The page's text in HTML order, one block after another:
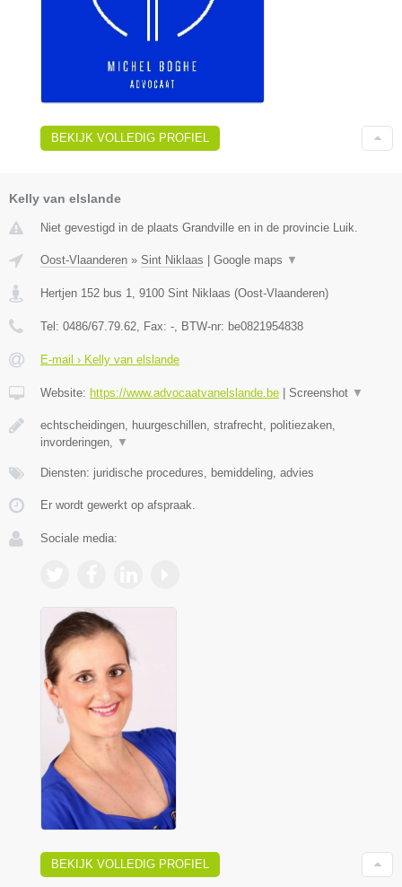
BEKIJK VOLLEDIG PROFIEL
Kelly van elslande
Niet gevestigd in de plaats Grandville en in de provincie Luik.
Oost-Vlaanderen » Sint Niklaas Google maps ▼
Hertjen 152 bus 1, 9100 Sint Niklaas (Oost-Vlaanderen)
Tel: 0486/67.79.62, Fax: -, BTW-nr: be0821954838
E-mail › Kelly van elslande
Website: https://www.advocaatvanelslande.be Screenshot ▼
echtscheidingen, huurgeschillen, strafrecht, politiezaken,
invorderingen, ▼
Diensten: juridische procedures, bemiddeling, advies
Er wordt gewerkt op afspraak.
Sociale media:
BEKIJK VOLLEDIG PROFIEL